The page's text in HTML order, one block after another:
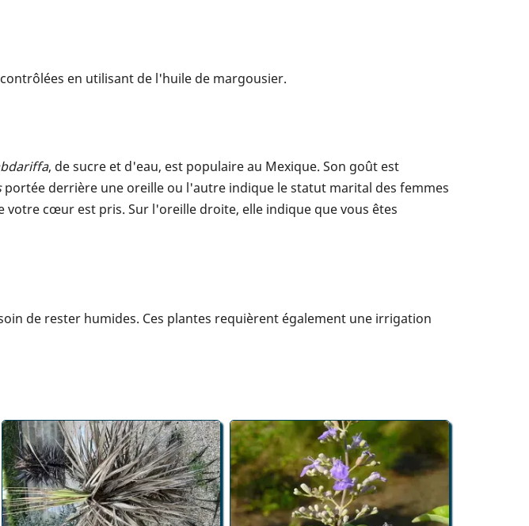
en utilisant de l'huile de margousier.
, de sucre et d'eau, est populaire au Mexique. Son goût est
portée derrière une oreille ou l'autre indique le statut marital des femmes
cœur est pris. Sur l'oreille droite, elle indique que vous êtes
de rester humides. Ces plantes requièrent également une irrigation